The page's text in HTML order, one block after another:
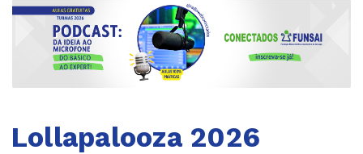
Lollapalooza 2026